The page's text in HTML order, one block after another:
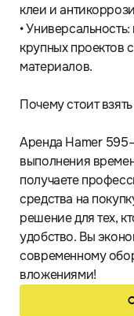
клеи и
•
крупных проектов
материалов.
Почему стоит
Аренда Hamer
выполнения
получаете
средства на
решение для тех,
удобство. Вы
современному
вложениями!